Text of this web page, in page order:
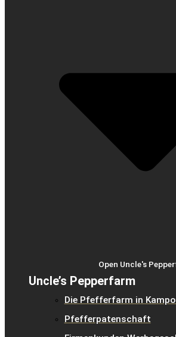
Open Uncle's
Uncle’s Pepperfarm
Die Pfefferfarm in
Pfefferpatenschaft